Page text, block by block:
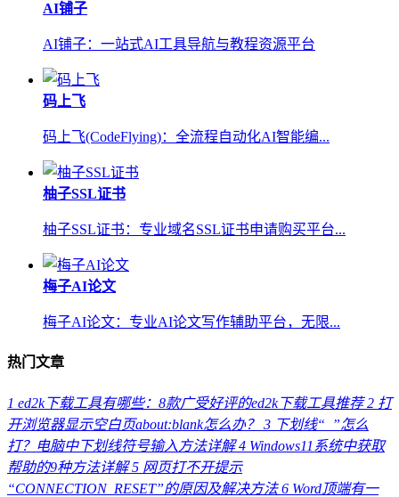
AI铺子
AI铺子：一站式AI工具导航与教程资源平台
码上飞
码上飞(CodeFlying)：全流程自动化AI智能编...
柚子SSL证书
柚子SSL证书：专业域名SSL证书申请购买平台...
梅子AI论文
梅子AI论文：专业AI论文写作辅助平台，无限...
热门文章
1 ed2k下载工具有哪些：8款广受好评的ed2k下载工具推荐 2 打
开浏览器显示空白页about:blank怎么办？ 3 下划线“_”怎么
打？电脑中下划线符号输入方法详解 4 Windows11系统中获取
帮助的9种方法详解 5 网页打不开提示
“CONNECTION_RESET”的原因及解决方法 6 Word顶端有一